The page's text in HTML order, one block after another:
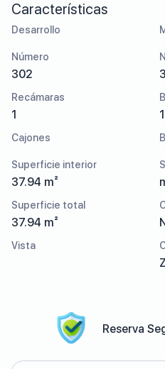
Características
Desarrollo
Número
302 3
Recámaras
1 1
Cajones
Superficie interior
37.94 m²
Superficie total
37.94 m²
Vista
Reserva